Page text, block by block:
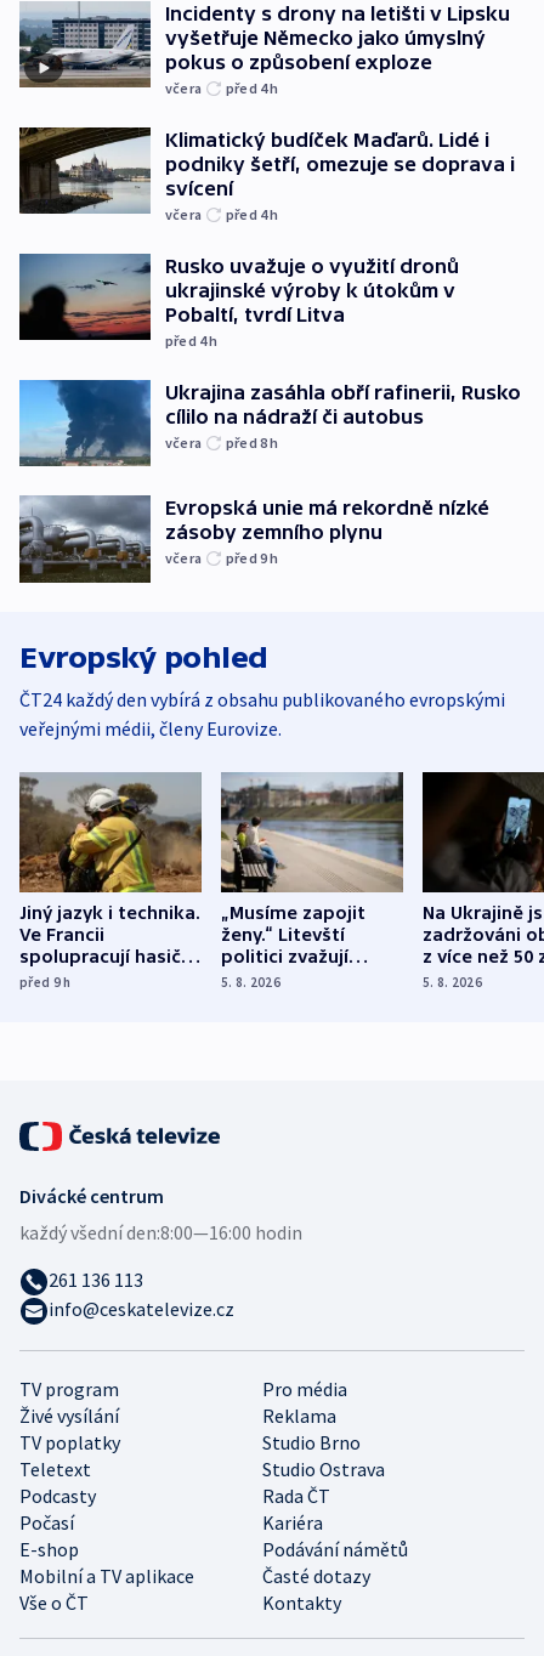
Incidenty s drony na letišti v Lipsku
vyšetřuje Německo jako úmyslný
pokus o způsobení exploze
včera před 4h
Klimatický budíček Maďarů. Lidé i
podniky šetří, omezuje se doprava i
svícení
včera před 4h
Rusko uvažuje o využití dronů
ukrajinské výroby k útokům v
Pobaltí, tvrdí Litva
před 4h
Ukrajina zasáhla obří rafinerii, Rusko
cílilo na nádraží či autobus
včera před 8h
Evropská unie má rekordně nízké
zásoby zemního plynu
včera před 9h
Evropský pohled
ČT24 každý den vybírá z obsahu publikovaného evropskými
veřejnými médii, členy Eurovize.
Jiný jazyk i technika.
Ve Francii
spolupracují hasiči z
různých zemí
před 9h
„Musíme zapojit
ženy.“ Litevští
politici zvažují
dohodu o
5. 8. 2026
Na Ukrajině
zadržováni
z více než 50
Bojovali na
5. 8. 2026
TV program
Pro média
Živé vysílání
Reklama
TV poplatky
Studio Brno
Teletext
Studio Ostrava
Podcasty
Rada ČT
Počasí
Kariéra
E-shop
Podávání námětů
Mobilní a TV aplikace
Časté dotazy
Vše o ČT
Kontakty
Divácké centrum
každý všední den:8:00—16:00 hodin
261 136 113
info@ceskatelevize.cz